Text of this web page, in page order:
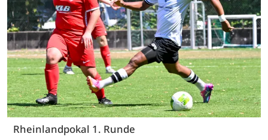
Rheinlandpokal 1. Runde